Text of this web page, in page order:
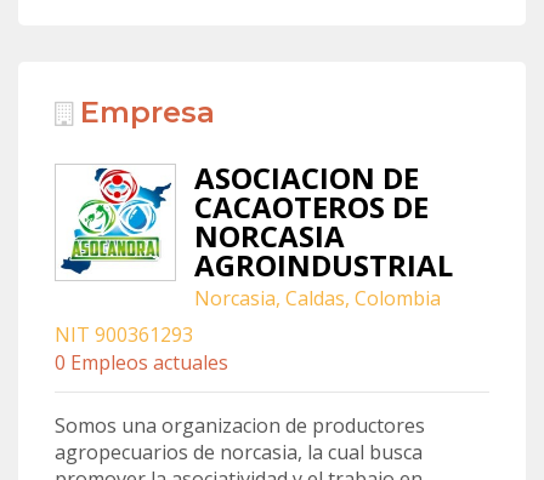
Empresa
ASOCIACION DE
CACAOTEROS DE
NORCASIA
AGROINDUSTRIAL
Norcasia, Caldas, Colombia
NIT 900361293
0 Empleos actuales
Somos una organizacion de productores
agropecuarios de norcasia, la cual busca